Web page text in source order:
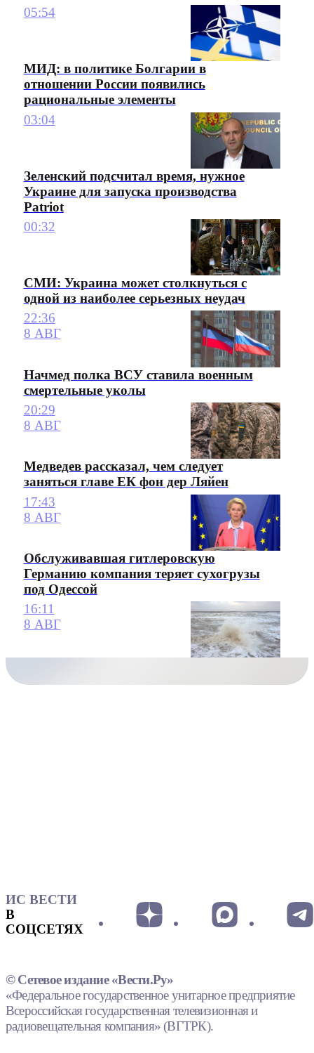
05:54
МИД: в политике Болгарии в
отношении России появились
рациональные элементы
03:04
Зеленский подсчитал время, нужное
Украине для запуска производства
Patriot
00:32
СМИ: Украина может столкнуться с
одной из наиболее серьезных неудач
22:36
8 АВГ
Начмед полка ВСУ ставила военным
смертельные уколы
20:29
8 АВГ
Медведев рассказал, чем следует
заняться главе ЕК фон дер Ляйен
17:43
8 АВГ
Обслуживавшая гитлеровскую
Германию компания теряет сухогрузы
под Одессой
16:11
8 АВГ
ИС ВЕСТИ
В
СОЦСЕТЯХ
© Сетевое издание «Вести.Ру»
«Федеральное государственное унитарное предприятие
Всероссийская государственная телевизионная и
радиовещательная компания» (ВГТРК).